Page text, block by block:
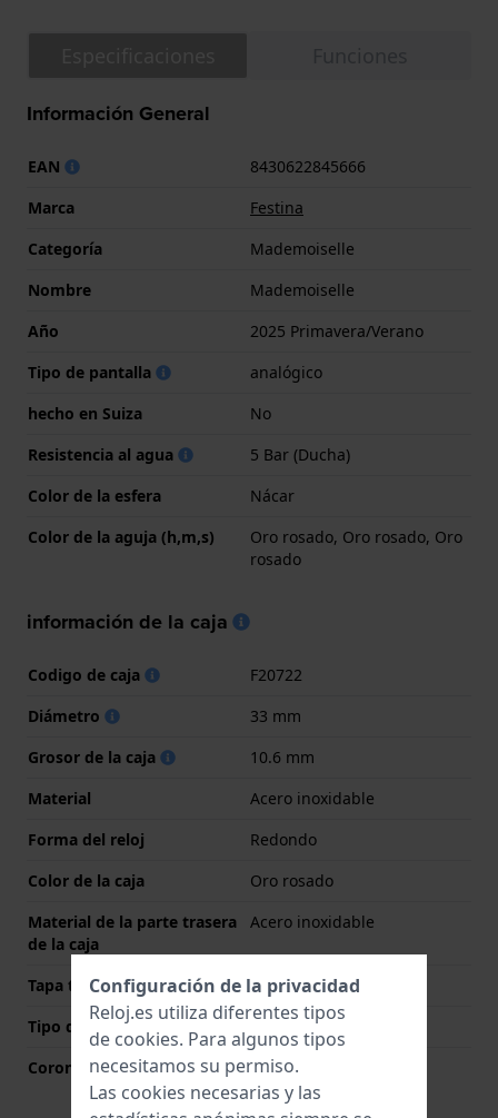
Información General
EAN
8430622845666
Marca
Festina
Categoría
Mademoiselle
Nombre
Mademoiselle
Año
2025 Primavera/Verano
Tipo de pantalla
analógico
hecho en Suiza
No
Resistencia al agua
5 Bar (Ducha)
Color de la esfera
Nácar
Color de la aguja (h,m,s)
Oro rosado, Oro rosado, Oro
rosado
información de la caja
Codigo de caja
F20722
Diámetro
33 mm
Grosor de la caja
10.6 mm
Material
Acero inoxidable
Forma del reloj
Redondo
Color de la caja
Oro rosado
Material de la parte trasera
de la caja
Acero inoxidable
Tapa trasera
Tapa de presión
Tipo de cristal
Corona
Corona tipo pull
Configuración de la privacidad
Reloj.es utiliza diferentes tipos
de cookies. Para algunos tipos
necesitamos su permiso.
Las cookies necesarias y las